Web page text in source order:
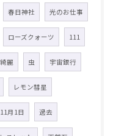
春日神社 光のお仕事
ローズクォーツ 111
綺麗 虫 宇宙銀行
レモン彗星
11月1日 過去